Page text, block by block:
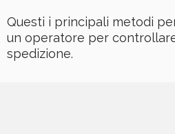
Questi i principali metodi
un operatore per
spedizione.